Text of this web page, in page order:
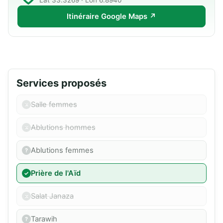
Itinéraire Google Maps ↗
Services proposés
Salle femmes
Ablutions hommes
Ablutions femmes
Prière de l'Aïd
Salat Janaza
Tarawih